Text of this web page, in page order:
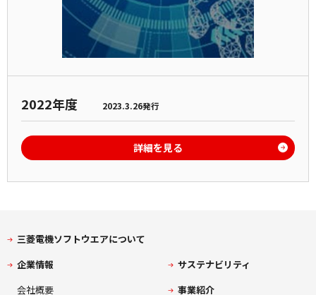
2022年度 2023.3.26発行
詳細を見る
三菱電機ソフトウエアについて
企業情報
会社概要
サステナビリティ
事業紹介